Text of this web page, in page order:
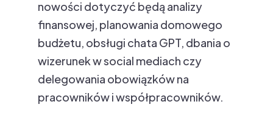
nowości dotyczyć będą analizy
finansowej, planowania domowego
budżetu, obsługi chata GPT, dbania o
wizerunek w social mediach czy
delegowania obowiązków na
pracowników i współpracowników.